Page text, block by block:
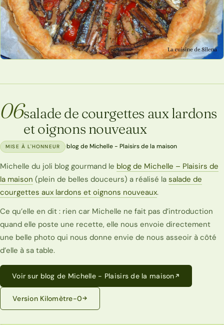
06salade de courgettes aux lardons
et oignons nouveaux
MISE À L'HONNEUR ·blog de Michelle - Plaisirs de la maison
Michelle du joli blog gourmand le blog de Michelle – Plaisirs de
la maison (plein de belles douceurs) a réalisé la salade de
courgettes aux lardons et oignons nouveaux.
Ce qu’elle en dit : rien car Michelle ne fait pas d’introduction
quand elle poste une recette, elle nous envoie directement
une belle photo qui nous donne envie de nous asseoir à côté
d’elle à sa table.
Voir sur blog de Michelle - Plaisirs de la maison
Version Kilomètre-0